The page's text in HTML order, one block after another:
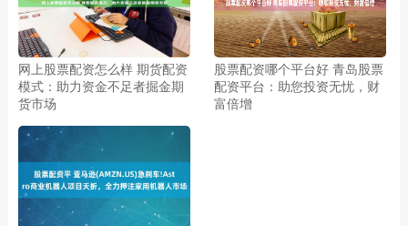
网上股票配资怎么样 期货配资
模式：助力资金不足者掘金期
货市场
股票配资哪个平台好 青岛股票
配资平台：助您投资无忧，财
富倍增